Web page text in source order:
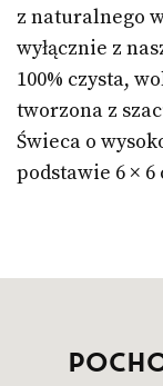
z naturalnego
wyłącznie z
100% czysta,
tworzona z
Świeca o
podstawie 6 × 6